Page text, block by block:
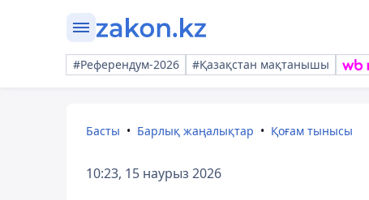
#Референдум-2026 #Қазақстан мақтанышы
Басты Барлық жаңалықтар Қоғам тынысы
10:23, 15 наурыз 2026